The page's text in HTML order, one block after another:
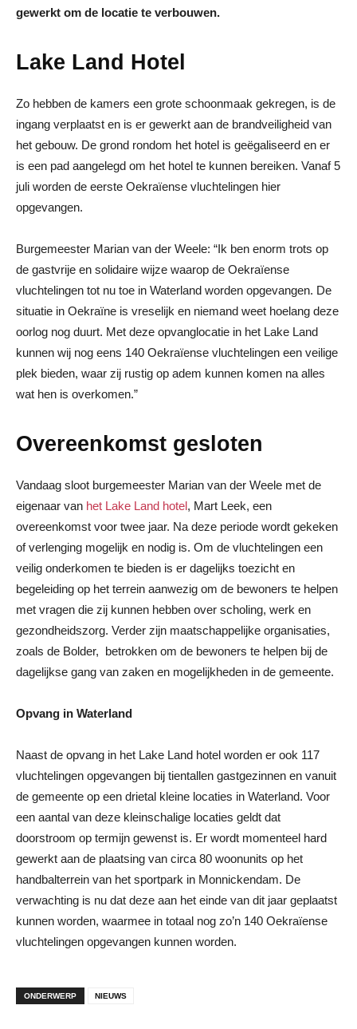
gewerkt om de locatie te verbouwen.
Lake Land Hotel
Zo hebben de kamers een grote schoonmaak gekregen, is de
ingang verplaatst en is er gewerkt aan de brandveiligheid van
het gebouw. De grond rondom het hotel is geëgaliseerd en er
is een pad aangelegd om het hotel te kunnen bereiken. Vanaf 5
juli worden de eerste Oekraïense vluchtelingen hier
opgevangen.
Burgemeester Marian van der Weele: “Ik ben enorm trots op
de gastvrije en solidaire wijze waarop de Oekraïense
vluchtelingen tot nu toe in Waterland worden opgevangen. De
situatie in Oekraïne is vreselijk en niemand weet hoelang deze
oorlog nog duurt. Met deze opvanglocatie in het Lake Land
kunnen wij nog eens 140 Oekraïense vluchtelingen een veilige
plek bieden, waar zij rustig op adem kunnen komen na alles
wat hen is overkomen.”
Overeenkomst gesloten
Vandaag sloot burgemeester Marian van der Weele met de
eigenaar van het Lake Land hotel, Mart Leek, een
overeenkomst voor twee jaar. Na deze periode wordt gekeken
of verlenging mogelijk en nodig is. Om de vluchtelingen een
veilig onderkomen te bieden is er dagelijks toezicht en
begeleiding op het terrein aanwezig om de bewoners te helpen
met vragen die zij kunnen hebben over scholing, werk en
gezondheidszorg. Verder zijn maatschappelijke organisaties,
zoals de Bolder, betrokken om de bewoners te helpen bij de
dagelijkse gang van zaken en mogelijkheden in de gemeente.
Opvang in Waterland
Naast de opvang in het Lake Land hotel worden er ook 117
vluchtelingen opgevangen bij tientallen gastgezinnen en vanuit
de gemeente op een drietal kleine locaties in Waterland. Voor
een aantal van deze kleinschalige locaties geldt dat
doorstroom op termijn gewenst is. Er wordt momenteel hard
gewerkt aan de plaatsing van circa 80 woonunits op het
handbalterrein van het sportpark in Monnickendam. De
verwachting is nu dat deze aan het einde van dit jaar geplaatst
kunnen worden, waarmee in totaal nog zo’n 140 Oekraïense
vluchtelingen opgevangen kunnen worden.
ONDERWERP NIEUWS